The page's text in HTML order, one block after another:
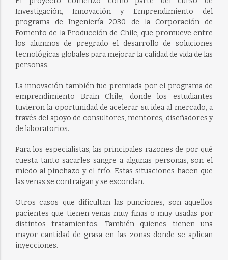
Investigación, Innovación y Emprendimiento del
programa de Ingeniería 2030 de la Corporación de
Fomento de la Producción de Chile, que promueve entre
los alumnos de pregrado el desarrollo de soluciones
tecnológicas globales para mejorar la calidad de vida de las
personas.
La innovación también fue premiada por el programa de
emprendimiento Brain Chile, donde los estudiantes
tuvieron la oportunidad de acelerar su idea al mercado, a
través del apoyo de consultores, mentores, diseñadores y
de laboratorios.
Para los especialistas, las principales razones de por qué
cuesta tanto sacarles sangre a algunas personas, son el
miedo al pinchazo y el frío. Estas situaciones hacen que
las venas se contraigan y se escondan.
Otros casos que dificultan las punciones, son aquellos
pacientes que tienen venas muy finas o muy usadas por
distintos tratamientos. También quienes tienen una
mayor cantidad de grasa en las zonas donde se aplican
inyecciones.